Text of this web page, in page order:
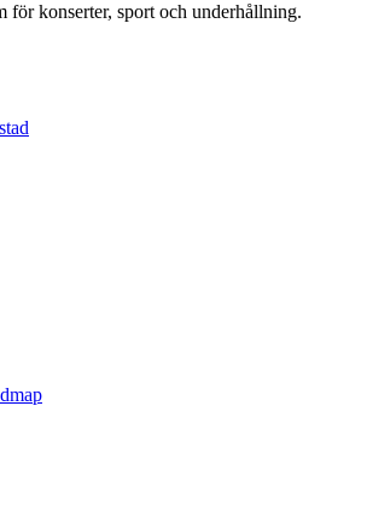
för konserter, sport och underhållning.